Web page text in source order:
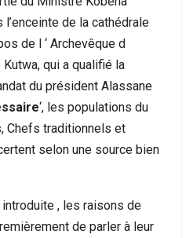
l’enceinte de la cathédrale
de l ‘ Archevêque d
Kutwa, qui a qualifié la
du président Alassane
‘, les populations du
Chefs traditionnels et
selon une source bien
, les raisons de
de parler à leur